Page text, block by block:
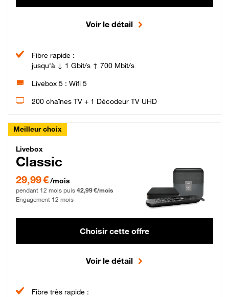
Voir le détail
Fibre rapide :
jusqu'à ↓ 1 Gbit/s ↑ 700 Mbit/s
Livebox 5 : Wifi 5
200 chaînes TV + 1 Décodeur TV UHD
Meilleur choix
Livebox Classic Fibre
Livebox
Classic
29,99 € par mois pendant 12 mois puis 42,99 € par mois, Engagement 12 mois
29,99 €/mois
pendant 12 mois puis 42,99 €/mois
Engagement 12 mois
Choisir cette offre
Voir le détail
Fibre très rapide :